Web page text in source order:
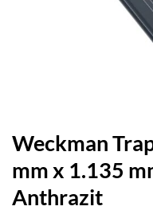
Weckman
mm x 1.135
Anthrazit